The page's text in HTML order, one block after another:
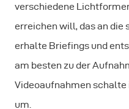
verschiedene
erreichen will, das an die
erhalte Briefings und
am besten zu der
Videoaufnahmen
um.